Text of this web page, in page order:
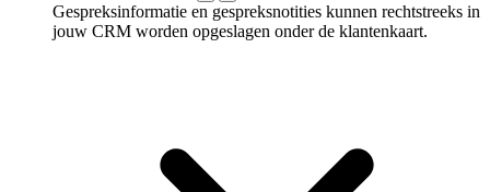
Gespreksinformatie en gespreksnotities kunnen rechtstreeks in
jouw CRM worden opgeslagen onder de klantenkaart.